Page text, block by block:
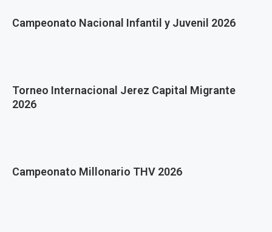
Campeonato Nacional Infantil y Juvenil 2026
Torneo Internacional Jerez Capital Migrante
2026
Campeonato Millonario THV 2026